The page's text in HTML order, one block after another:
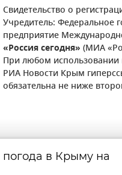
Свидетельство о
Учредитель: Федеральное
предприятие
«Россия сегодня» (МИА
При любом использовании
РИА Новости Крым
обязательна не ниже
в Крыму на